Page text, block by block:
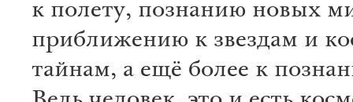
к полету, познанию новых
приближению к звездам и
тайнам, а ещё более к